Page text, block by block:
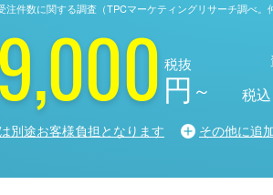
件数に関する調査（TPCマーケティングリサーチ調べ。
円 ～
税抜
税込
別途お客様負担となります その他に追